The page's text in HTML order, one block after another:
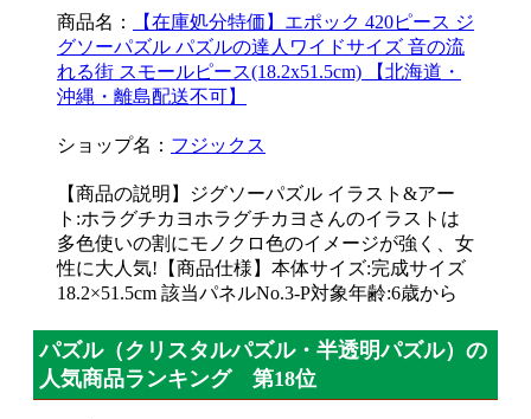
商品名：
【在庫処分特価】エポック 420ピース ジ
グソーパズル パズルの達人ワイドサイズ 音の流
れる街 スモールピース(18.2x51.5cm) 【北海道・
沖縄・離島配送不可】
ショップ名： フジックス
【商品の説明】ジグソーパズル イラスト&アー
ト:ホラグチカヨホラグチカヨさんのイラストは
多色使いの割にモノクロ色のイメージが強く、女
性に大人気!【商品仕様】本体サイズ:完成サイズ
18.2×51.5cm 該当パネルNo.3-P対象年齢:6歳から
パズル（クリスタルパズル・半透明パズル）の
人気商品ランキング 第18位